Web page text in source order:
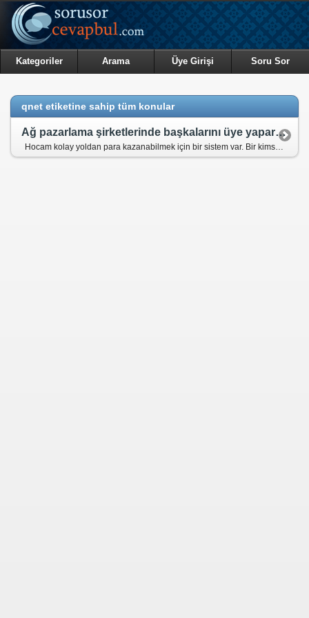
Kategoriler Arama Üye Girişi Soru Sor
qnet etiketine sahip tüm konular
Ağ pazarlama şirketlerinde başkalarını üye yaparak para kazanmak caiz mi?
Hocam kolay yoldan para kazanabilmek için bir sistem var. Bir kimse bu sistemle para kazanmak istiyorsa önce üye olması lazım. Üye olmak için de "ürün" almak gerekiyor. Ürünü aldık 1400 TL verdik (ürünün değeri bu fiyatın çok altında) neticede üye olduk. Sıra geldi para kazanmaya; önce sağ ve sol kollarımızı bulmakla işe başlıyoruz. Yani iki kişiye ürünü satıp "üye" yapıyoruz. Elbette bu kimseleri üye yapabilmek için onlara bu işte ne kadar çok para kazandığımızı anlatmamız ve onları da sistemin bir parçası olmaya ikna etmemiz gerekiyor. Onlar da "ürün" almak için değil kendi üyelerini bulmak için sattığımız ürünleri alıyorlar. Eğer benim sağ ve sol kolum da ikişer üye bulabilirlerse bana nihayetinde "250 $" geliyor. Tabi devamında eğer sağ ve sol kolum ve onların yapmış oldukları üyeler yeterli "ikna edebilme eğitimi" aldılarsa (bu eğitimler çok önemlidir, kişiye ürünün kalitesi vs. değil insanları bu sisteme çekebilme taktikleri, onlara anlatabileceğimiz hikayeler, kendi işinin patronu olabilirsin vs. gibi tabiri caizse insanları gaza getirmenin yolları öğretilir)zincire takılan balıklar vesilesiyle zincirin başındaki kişiye paralar akar. İslami noktada bu sistemin caiz olup olmadığını açıklarsanız çok memnun olurum.